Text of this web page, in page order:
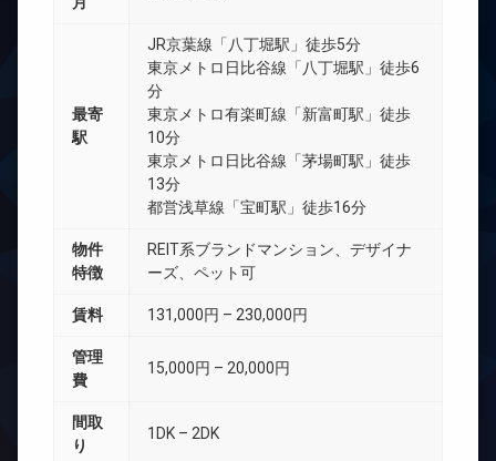
最寄
駅
JR京葉線「八丁堀駅」徒歩5分
東京メトロ日比谷線「八丁堀駅」徒歩6
分
東京メトロ有楽町線「新富町駅」徒歩
10分
東京メトロ日比谷線「茅場町駅」徒歩
13分
都営浅草線「宝町駅」徒歩16分
物件
特徴
REIT系ブランドマンション、デザイナ
ーズ、ペット可
賃料 131,000円 – 230,000円
管理
費
15,000円 – 20,000円
間取
り
1DK – 2DK